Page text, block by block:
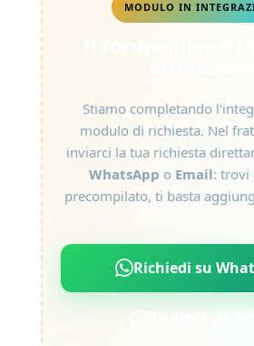
MODULO IN
Stiamo completando
modulo di richiesta. Nel
inviarci la tua richiesta
WhatsApp o Email: trovi
precompilato, ti basta
Richiedi su